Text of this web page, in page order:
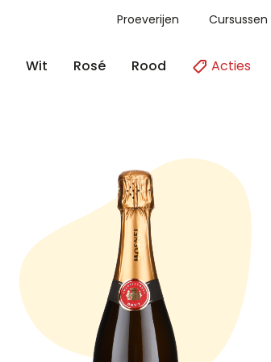
Proeverijen Cursussen
Wit Rosé Rood Acties